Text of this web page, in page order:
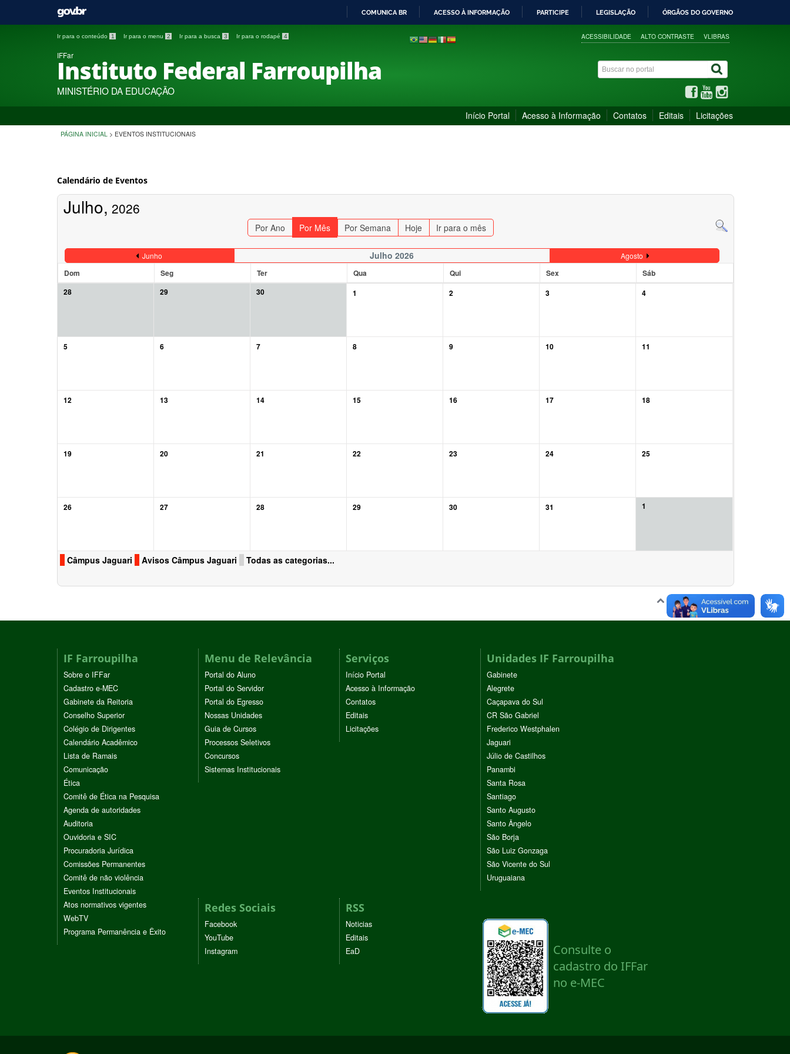
PARA
COMUNICA BR ACESSO À INFORMAÇÃO PARTICIPE LEGISLAÇÃO ÓRGÃOS DO GOVERNO
Ir para o conteúdo 1 Ir para o menu 2 Ir para a busca 3 Ir para o rodapé 4 ACESSIBILIDADE ALTO CONTRASTE VLIBRAS
IFFar
Instituto Federal Farroupilha
MINISTÉRIO DA EDUCAÇÃO
Início Portal Acesso à Informação Contatos Editais Licitações
PÁGINA INICIAL > EVENTOS INSTITUCIONAIS
Calendário de Eventos
Julho, 2026
Por Ano Por Mês Por Semana Hoje Ir para o mês
Junho Julho 2026 Agosto
Dom Seg Ter Qua Qui Sex
Sáb
28
29 30 1 2 3 4
5 6 7 8 9 10 11
12 13 14 15 16 17 18
19 20 21 22 23 24 25
26 27 28 29 30 31 1
Câmpus Jaguari Avisos Câmpus Jaguari Todas as categorias...
Voltar para o topo
IF Farroupilha
Sobre o IFFar
Cadastro e-MEC
Gabinete da Reitoria
Conselho Superior
Colégio de Dirigentes
Calendário Acadêmico
Lista de Ramais
Comunicação
Ética
Comitê de Ética na Pesquisa
Agenda de autoridades
Auditoria
Ouvidoria e SIC
Procuradoria Jurídica
Comissões Permanentes
Comitê de não violência
Eventos Institucionais
Atos normativos vigentes
WebTV
Programa Permanência e Êxito
Menu de Relevância
Portal do Aluno
Portal do Servidor
Portal do Egresso
Nossas Unidades
Guia de Cursos
Processos Seletivos
Concursos
Sistemas Institucionais
Serviços
Início Portal
Acesso à Informação
Contatos
Editais
Licitações
Unidades IF Farroupilha
Gabinete
Alegrete
Caçapava do Sul
CR São Gabriel
Frederico Westphalen
Jaguari
Júlio de Castilhos
Panambi
Santa Rosa
Santiago
Santo Augusto
Santo Ângelo
São Borja
São Luiz Gonzaga
São Vicente do Sul
Uruguaiana
Redes Sociais
Facebook
YouTube
Instagram
RSS
Noticias
Editais
EaD